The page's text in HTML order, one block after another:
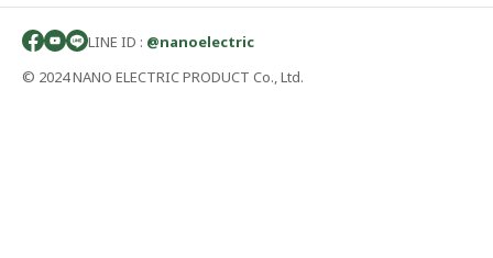
LINE ID : @nanoelectric
© 2024 NANO ELECTRIC PRODUCT Co., Ltd.